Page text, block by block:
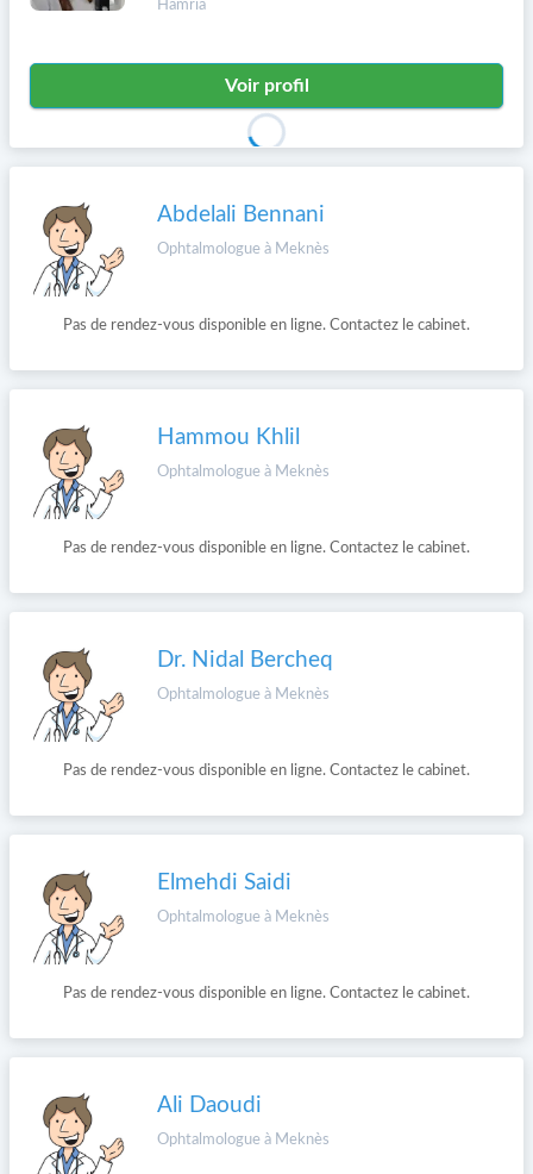
Hamria
Voir profil
Abdelali Bennani
Ophtalmologue à Meknès
Pas de rendez-vous disponible en ligne. Contactez le cabinet.
Hammou Khlil
Ophtalmologue à Meknès
Pas de rendez-vous disponible en ligne. Contactez le cabinet.
Dr. Nidal Bercheq
Ophtalmologue à Meknès
Pas de rendez-vous disponible en ligne. Contactez le cabinet.
Elmehdi Saidi
Ophtalmologue à Meknès
Pas de rendez-vous disponible en ligne. Contactez le cabinet.
Ali Daoudi
Ophtalmologue à Meknès